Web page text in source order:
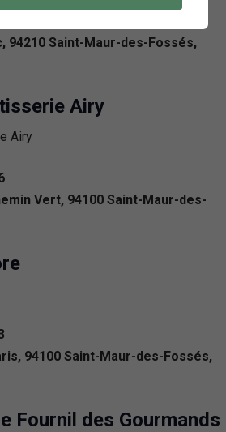
94210 Saint-Maur-des-Fossés,
Airy
Vert, 94100 Saint-Maur-des-
94100 Saint-Maur-des-Fossés,
Fournil des Gourmands